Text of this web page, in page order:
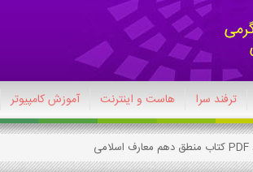
ترفند سرا هاست و اینترنت آموزش کامپیوتر